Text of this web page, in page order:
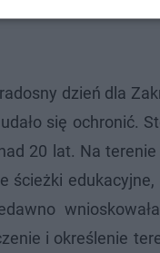
dzień dla
się ochronić.
20 lat. Na
ścieżki
i określenie